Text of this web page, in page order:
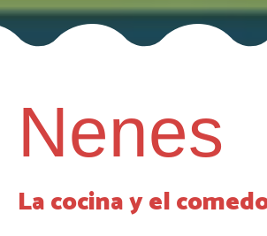
Nenes
La cocina y el